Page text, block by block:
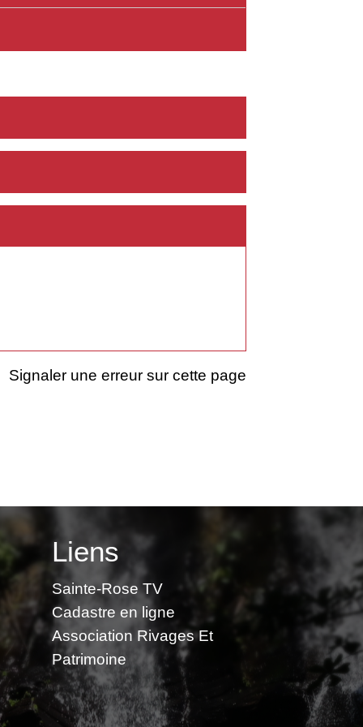
Signaler une erreur sur cette page
Liens
Sainte-Rose TV
Cadastre en ligne
Association Rivages Et
Patrimoine